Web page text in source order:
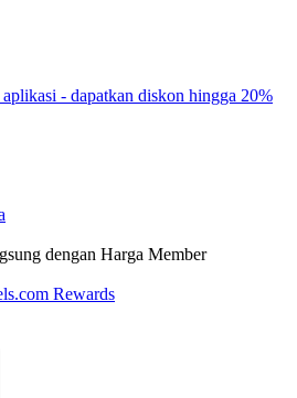
- dapatkan diskon hingga 20%
dengan Harga Member
Rewards